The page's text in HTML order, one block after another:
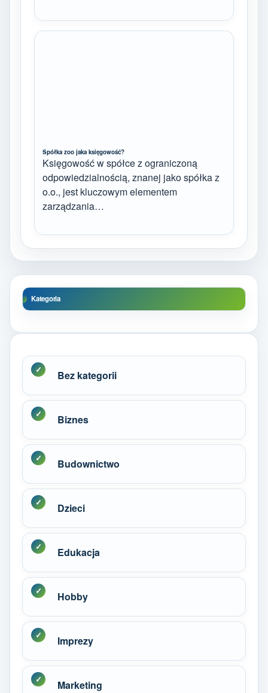
Spółka zoo jaka księgowość?
Księgowość w spółce z ograniczoną
odpowiedzialnością, znanej jako spółka z
o.o., jest kluczowym elementem
zarządzania…
Kategoria
Bez kategorii
Biznes
Budownictwo
Dzieci
Edukacja
Hobby
Imprezy
Marketing